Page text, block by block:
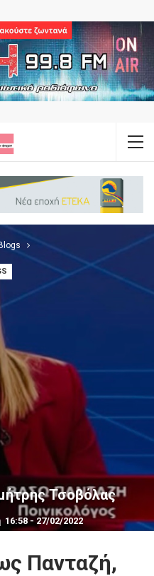
Τσοβόλας
16:58 - 27/02/2022
Πανταζή,